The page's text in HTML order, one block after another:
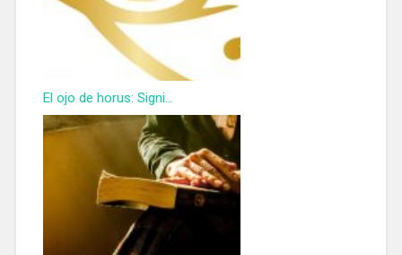
El ojo de horus: Signi...